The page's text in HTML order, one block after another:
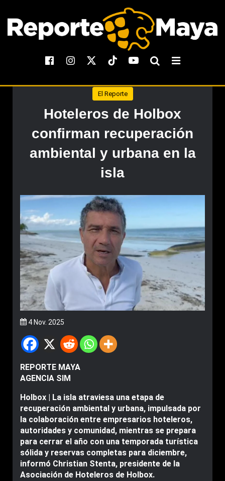
El Reporte
Hoteleros de Holbox
confirman recuperación
ambiental y urbana en la
isla
4 Nov. 2025
REPORTE MAYA
AGENCIA SIM
Holbox | La isla atraviesa una etapa de
recuperación ambiental y urbana, impulsada por
la colaboración entre empresarios hoteleros,
autoridades y comunidad, mientras se prepara
para cerrar el año con una temporada turística
sólida y reservas completas para diciembre,
informó Christian Stenta, presidente de la
Asociación de Hoteleros de Holbox.